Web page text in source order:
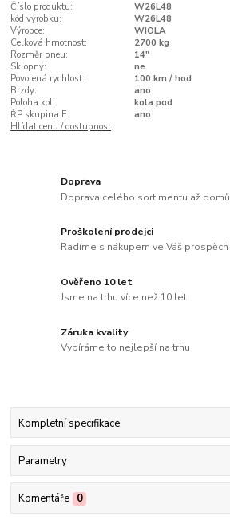
Číslo produktu:
W26L48
kód výrobku:
W26L48
Výrobce:
WIOLA
Celková hmotnost:
2700 kg
Rozměr pneu:
14"
Sklopný:
ne
Povolená rychlost:
100 km / hod
Brzdy:
ano
Poloha kol:
kola pod
ŘP skupina E:
ano
Hlídat cenu / dostupnost
Doprava
Doprava celého sortimentu až domů
Proškolení prodejci
Radíme s nákupem ve Váš prospěch
Ověřeno 10 let
Jsme na trhu více než 10 let
Záruka kvality
Vybíráme to nejlepší na trhu
Kompletní specifikace
Parametry
Komentáře 0